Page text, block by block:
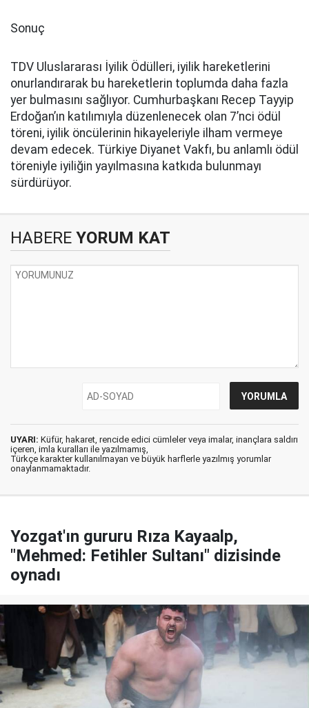
Sonuç
TDV Uluslararası İyilik Ödülleri, iyilik hareketlerini
onurlandırarak bu hareketlerin toplumda daha fazla
yer bulmasını sağlıyor. Cumhurbaşkanı Recep Tayyip
Erdoğan’ın katılımıyla düzenlenecek olan 7’nci ödül
töreni, iyilik öncülerinin hikayeleriyle ilham vermeye
devam edecek. Türkiye Diyanet Vakfı, bu anlamlı ödül
töreniyle iyiliğin yayılmasına katkıda bulunmayı
sürdürüyor.
HABERE YORUM KAT
UYARI: Küfür, hakaret, rencide edici cümleler veya imalar, inançlara saldırı
içeren, imla kuralları ile yazılmamış,
Türkçe karakter kullanılmayan ve büyük harflerle yazılmış yorumlar
onaylanmamaktadır.
Yozgat'ın gururu Rıza Kayaalp,
"Mehmed: Fetihler Sultanı" dizisinde
oynadı